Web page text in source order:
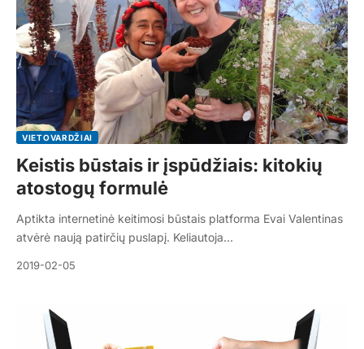
VIETOVARDŽIAI
Keistis būstais ir įspūdžiais: kitokių
atostogų formulė
Aptikta internetinė keitimosi būstais platforma Evai Valentinas
atvėrė naują patirčių puslapį. Keliautoja…
2019-02-05